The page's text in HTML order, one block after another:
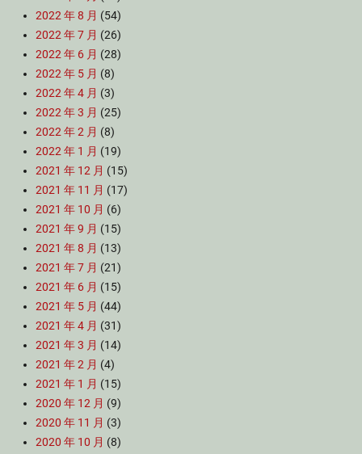
2022 年 8 月 (54)
2022 年 7 月 (26)
2022 年 6 月 (28)
2022 年 5 月 (8)
2022 年 4 月 (3)
2022 年 3 月 (25)
2022 年 2 月 (8)
2022 年 1 月 (19)
2021 年 12 月 (15)
2021 年 11 月 (17)
2021 年 10 月 (6)
2021 年 9 月 (15)
2021 年 8 月 (13)
2021 年 7 月 (21)
2021 年 6 月 (15)
2021 年 5 月 (44)
2021 年 4 月 (31)
2021 年 3 月 (14)
2021 年 2 月 (4)
2021 年 1 月 (15)
2020 年 12 月 (9)
2020 年 11 月 (3)
2020 年 10 月 (8)